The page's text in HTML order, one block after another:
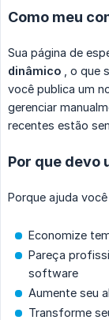
Como meu
Sua página de
dinâmico , o que
você publica um
gerenciar
recentes estão
Por que devo
Porque ajuda você
Economize
Pareça
software
Aumente seu
Transforme